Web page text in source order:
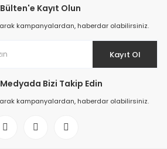
Kayıt Olun
kampanyalardan, haberdar olabilirsiniz.
Kayıt Ol
Bizi Takip Edin
kampanyalardan, haberdar olabilirsiniz.